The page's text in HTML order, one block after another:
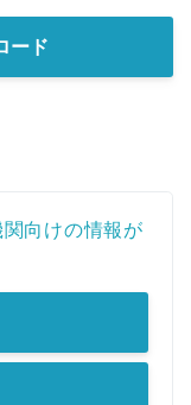
ード
向けの情報が